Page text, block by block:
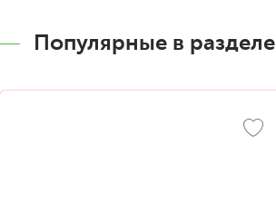
Популярные в разделе